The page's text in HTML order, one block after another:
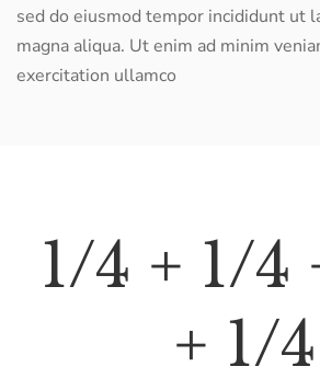
sed do eiusmod tempor incididunt ut
magna aliqua. Ut enim ad minim
exercitation ullamco
1/4 + 1/4
+ 1/4